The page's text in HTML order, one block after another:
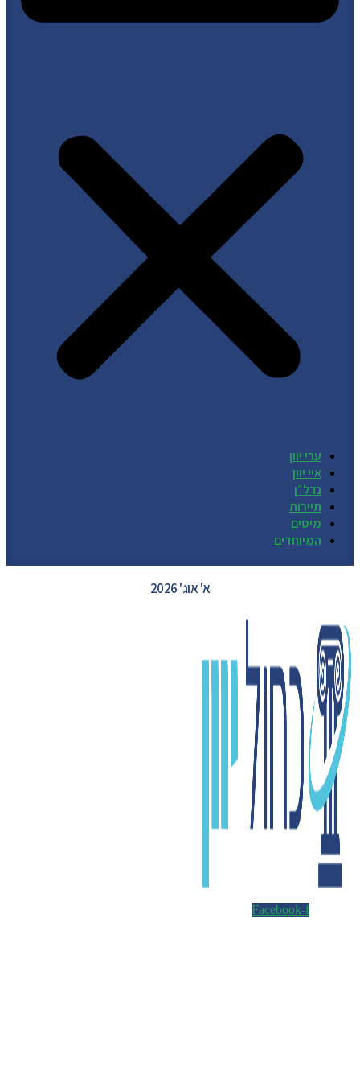
ערי יוון
איי יוון
נדל״ן
תיירות
מיסים
המיוחדים
א' אוג' 2026
Facebook-f